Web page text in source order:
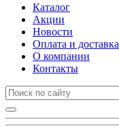
Каталог
Акции
Новости
Оплата и доставка
О компании
Контакты